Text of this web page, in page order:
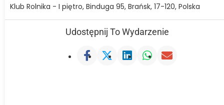
Klub Rolnika - I piętro, Binduga 95, Brańsk, 17-120, Polska
Udostępnij To Wydarzenie